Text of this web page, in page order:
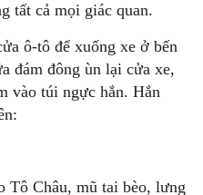
tất cả mọi giác quan.
ô-tô để xuống xe ở bến
đám đông ùn lại cửa xe,
vào túi ngực hắn. Hắn
Tô Châu, mũ tai bèo, lưng